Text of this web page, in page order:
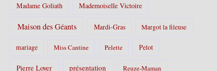
Madame Goliath Mademoiselle Victoire
Maison des Géants Mardi-Gras Margot la fileuse
mariage Miss Cantine Pelette Pelot
Pierre Loyer présentation Reuze-Maman